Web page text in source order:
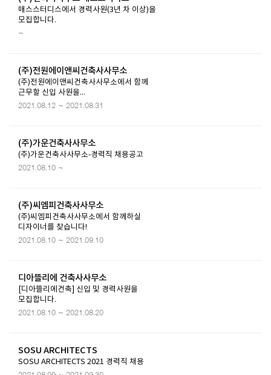
매스스터디스에서 경력사원(3년 차 이상)을
모집합니다.
~
(주)전원에이앤씨건축사사무소
(주)전원에이앤씨건축사사무소에서 함께
근무할 신입 사원을...
2021.08.12 ~ 2021.08.31
(주)가운건축사사무소
(주)가운건축사사무소-경력직 채용공고
2021.08.10 ~
(주)씨엠피건축사사무소
(주)씨엠피건축사사무소에서 함께하실
디자이너를 찾습니다!
2021.08.10 ~ 2021.09.10
디아뜰리에 건축사사무소
[디아뜰리에건축] 신입 및 경력사원을
모집합니다.
2021.08.10 ~ 2021.08.20
SOSU ARCHITECTS
SOSU ARCHITECTS 2021 경력직 채용